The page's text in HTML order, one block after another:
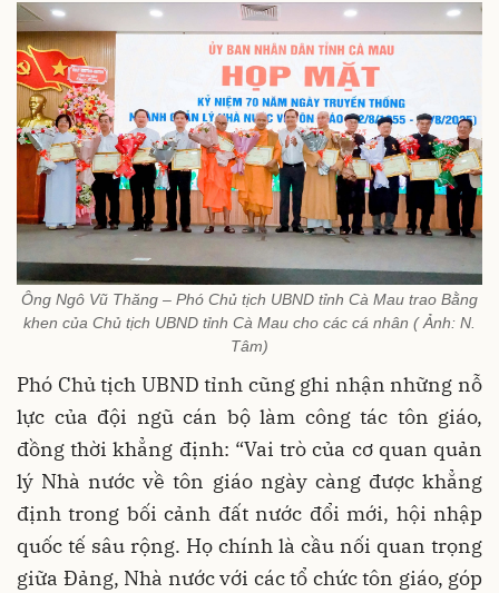
Ông Ngô Vũ Thăng – Phó Chủ tịch UBND tỉnh Cà Mau trao Bằng
khen của Chủ tịch UBND tỉnh Cà Mau cho các cá nhân ( Ảnh: N.
Tâm)
Phó Chủ tịch UBND tỉnh cũng ghi nhận những nỗ
lực của đội ngũ cán bộ làm công tác tôn giáo,
đồng thời khẳng định: “Vai trò của cơ quan quản
lý Nhà nước về tôn giáo ngày càng được khẳng
định trong bối cảnh đất nước đổi mới, hội nhập
quốc tế sâu rộng. Họ chính là cầu nối quan trọng
giữa Đảng, Nhà nước với các tổ chức tôn giáo, góp